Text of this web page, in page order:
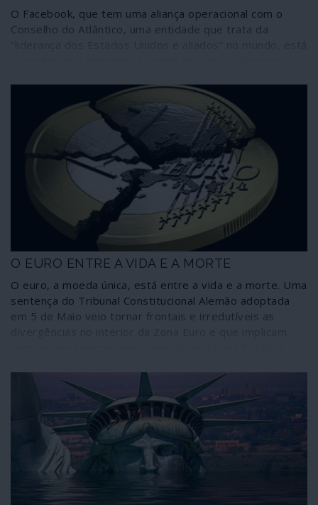
O Facebook, que tem uma aliança operacional com o
Conselho do Atlântico, uma entidade que trata da
expansão da internet no continente”. Perito em “educar
os cidadãos e a sociedade civil” sobre o que é
“verdadeiro” ou “falso”, o Facebook amarra agora os
seus cabos em terras onde mais de 600 milhões de
pessoas não têm acesso a energia eléctrica. Trata-se,
afinal, de cabos que vêm suceder às velhas grilhetas
O EURO ENTRE A VIDA E A MORTE
O euro, a moeda única, está entre a vida e a morte. Uma
sentença do Tribunal Constitucional Alemão adoptada
em 5 de Maio veio tornar frontais e irredutíveis as
da pandemia do COVID-19. Como a seguir se explica, a
situação resultante da sentença do Tribunal criou um
quadro no qual ou a Alemanha sai do euro ou as suas
posições ditadas constitucionalmente têm ganho de
causa no Banco Central Europeu – terminando com as
compras de dívida dos Estados membros. Mas se isto
acontecer, países como França e a Itália terão de por
em causa a continuidade no euro porque as suas